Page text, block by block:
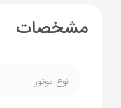
مشخصات
نوع موتور